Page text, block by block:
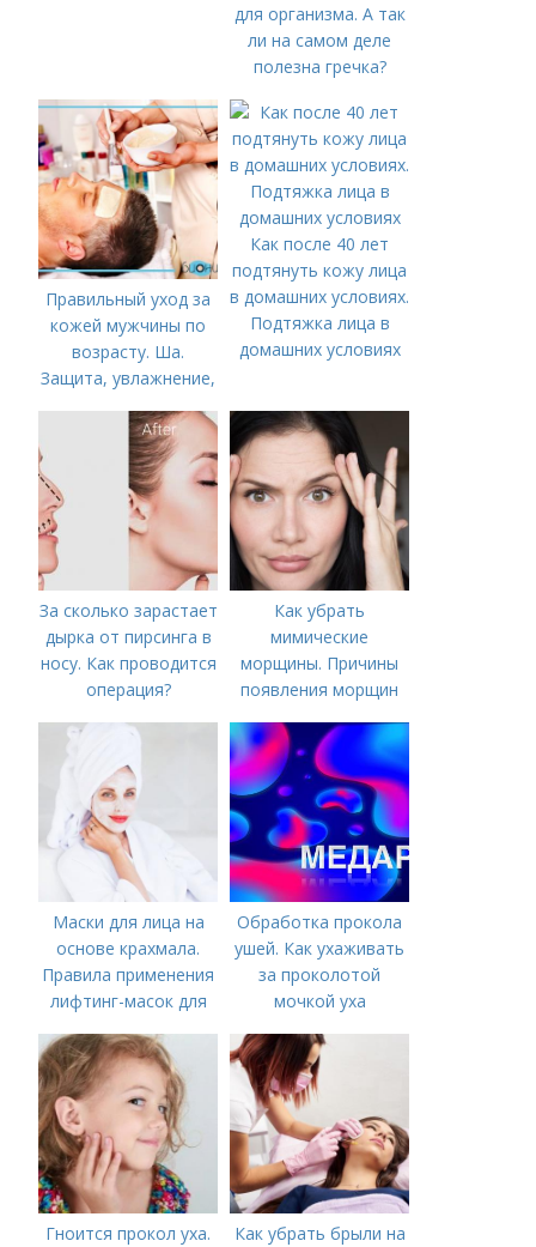
для организма. А так
ли на самом деле
полезна гречка?
Правильный уход за
кожей мужчины по
возрасту. Ша.
Защита, увлажнение,
Как после 40 лет
подтянуть кожу лица
в домашних условиях.
Подтяжка лица в
домашних условиях
За сколько зарастает
дырка от пирсинга в
носу. Как проводится
операция?
Как убрать
мимические
морщины. Причины
появления морщин
Маски для лица на
основе крахмала.
Правила применения
лифтинг-масок для
Обработка прокола
ушей. Как ухаживать
за проколотой
мочкой уха
Гноится прокол уха.
Как убрать брыли на